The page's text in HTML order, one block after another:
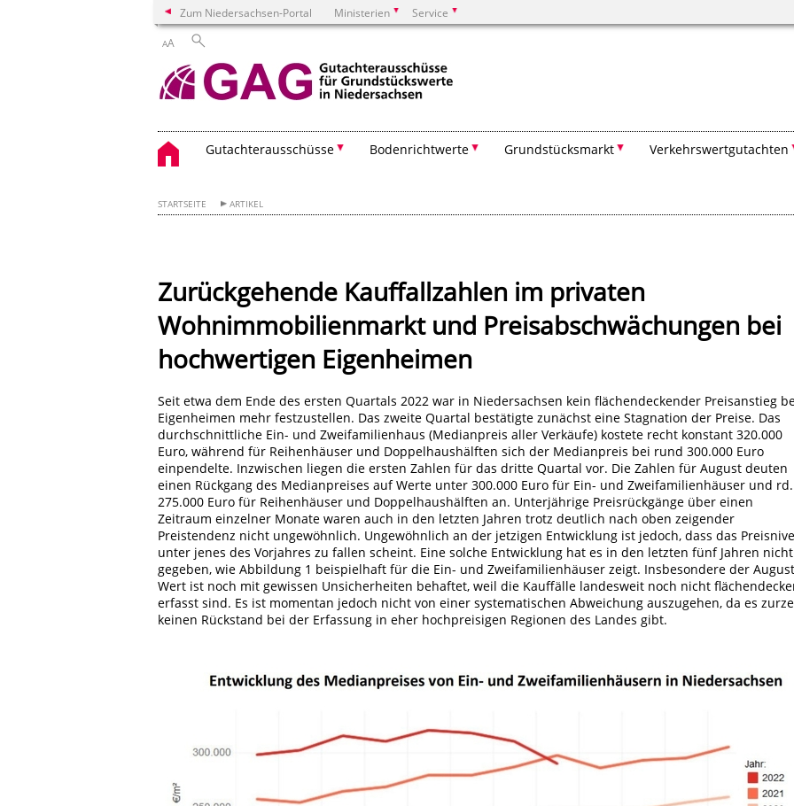
Zum Niedersachsen-Portal Ministerien Service
AA
Gutachter­ausschüsse Bodenrichtwerte Grundstücksmarkt Verkehrswert­gutachten
STARTSEITE ARTIKEL
Zurückgehende Kauffallzahlen im privaten
Wohnimmobilienmarkt und Preisabschwächungen bei
hochwertigen Eigenheimen
Seit etwa dem Ende des ersten Quartals 2022 war in Niedersachsen kein flächendeckender Preisanstieg
Eigenheimen mehr festzustellen. Das zweite Quartal bestätigte zunächst eine Stagnation der Preise. Das
durchschnittliche Ein- und Zweifamilienhaus (Medianpreis aller Verkäufe) kostete recht konstant 320.000
Euro, während für Reihenhäuser und Doppelhaushälften sich der Medianpreis bei rund 300.000 Euro
einpendelte. Inzwischen liegen die ersten Zahlen für das dritte Quartal vor. Die Zahlen für August deuten
einen Rückgang des Medianpreises auf Werte unter 300.000 Euro für Ein- und Zweifamilienhäuser und rd.
275.000 Euro für Reihenhäuser und Doppelhaushälften an. Unterjährige Preisrückgänge über einen
Zeitraum einzelner Monate waren auch in den letzten Jahren trotz deutlich nach oben zeigender
Preistendenz nicht ungewöhnlich. Ungewöhnlich an der jetzigen Entwicklung ist jedoch, dass das
unter jenes des Vorjahres zu fallen scheint. Eine solche Entwicklung hat es in den letzten fünf Jahren nicht
gegeben, wie Abbildung 1 beispielhaft für die Ein- und Zweifamilienhäuser zeigt. Insbesondere der
Wert ist noch mit gewissen Unsicherheiten behaftet, weil die Kauffälle landesweit noch nicht
erfasst sind. Es ist momentan jedoch nicht von einer systematischen Abweichung auszugehen, da es
keinen Rückstand bei der Erfassung in eher hochpreisigen Regionen des Landes gibt.